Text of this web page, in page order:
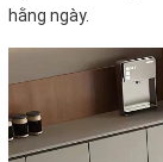
hằng ngày.